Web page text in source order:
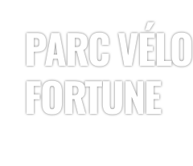
PARC VÉLO
FORTUNE